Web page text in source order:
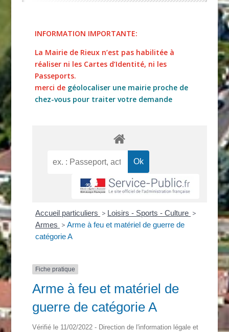
INFORMATION IMPORTANTE:
La Mairie de Rieux n’est pas habilitée à
réaliser ni les Cartes d’Identité, ni les
Passeports.
merci de géolocaliser une mairie proche de
chez-vous pour traiter votre demande
Accueil particuliers > Loisirs - Sports - Culture >
Armes > Arme à feu et matériel de guerre de
catégorie A
Fiche pratique
Arme à feu et matériel de
guerre de catégorie A
Vérifié le 11/02/2022 - Direction de l'information légale et